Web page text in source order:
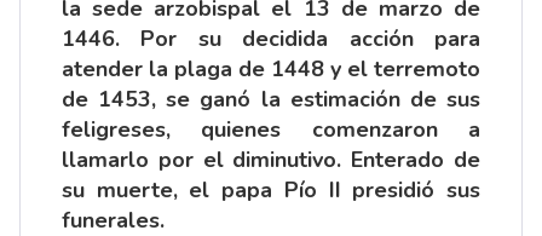
la sede arzobispal el 13 de marzo de
1446. Por su decidida acción para
atender la plaga de 1448 y el terremoto
de 1453, se ganó la estimación de sus
feligreses, quienes comenzaron a
llamarlo por el diminutivo. Enterado de
su muerte, el papa Pío II presidió sus
funerales.